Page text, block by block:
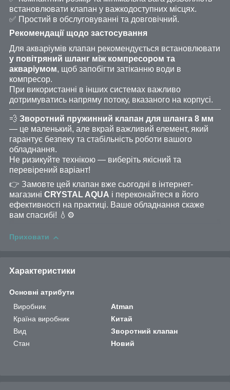
встановлювати клапан у важкодоступних місцях.
✅ Простий в обслуговуванні та довговічний.
Рекомендації щодо застосування
Для акваріумів клапан рекомендується встановлювати
у повітряний шланг між компресором та
акваріумом, щоб запобігти затіканню води в
компресор.
При використанні в інших системах важливо
дотримуватись напряму потоку, вказаного на корпусі.
💨 Зворотний пружинний клапан для шланга 8 мм
— це маленький, але вкрай важливий елемент, який
гарантує безпеку та стабільність роботи вашого
обладнання.
Не ризикуйте технікою — виберіть якісний та
перевірений варіант!
👉 Замовте цей клапан вже сьогодні в інтернет-
магазині CRYSTAL AQUA і переконайтеся в його
ефективності на практиці. Ваше обладнання скаже
вам спасибі! 💧⚙️
Приховати
Характеристики
Основні атрибути
Виробник
Atman
Країна виробник
Китай
Вид
Зворотний клапан
Стан
Новий